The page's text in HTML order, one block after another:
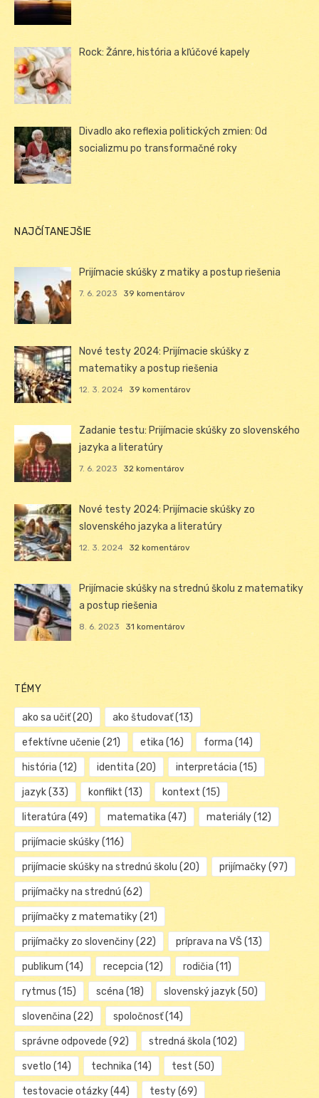
Rock: Žánre, história a kľúčové kapely
Divadlo ako reflexia politických zmien: Od
socializmu po transformačné roky
NAJČÍTANEJŠIE
Prijímacie skúšky z matiky a postup riešenia
7. 6. 2023 39 komentárov
Nové testy 2024: Prijímacie skúšky z
matematiky a postup riešenia
12. 3. 2024 39 komentárov
Zadanie testu: Prijímacie skúšky zo slovenského
jazyka a literatúry
7. 6. 2023 32 komentárov
Nové testy 2024: Prijímacie skúšky zo
slovenského jazyka a literatúry
12. 3. 2024 32 komentárov
Prijímacie skúšky na strednú školu z matematiky
a postup riešenia
8. 6. 2023 31 komentárov
TÉMY
ako sa učiť(20) ako študovať(13)
efektívne učenie (21) etika (16) forma (14)
história (12) identita (20) interpretácia (15)
jazyk(33) konflikt (13) kontext (15)
literatúra (49) matematika (47) materiály(12)
prijímacie skúšky(116)
prijímacie skúšky na strednú školu (20) prijímačky(97)
prijímačky na strednú (62)
prijímačky z matematiky(21)
prijímačky zo slovenčiny(22) príprava na VŠ (13)
publikum (14) recepcia (12) rodičia (11)
rytmus (15) scéna (18) slovenský jazyk(50)
slovenčina (22) spoločnosť(14)
správne odpovede (92) stredná škola (102)
svetlo (14) technika (14) test (50)
testovacie otázky(44) testy(69)